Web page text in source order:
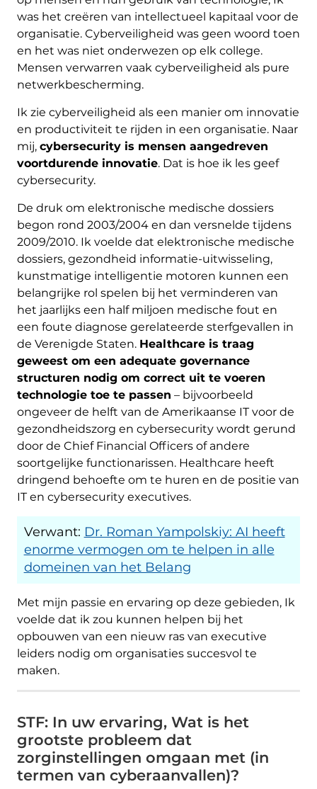
was het creëren van intellectueel kapitaal voor de
organisatie. Cyberveiligheid was geen woord toen
en het was niet onderwezen op elk college.
Mensen verwarren vaak cyberveiligheid als pure
netwerkbescherming.
Ik zie cyberveiligheid als een manier om innovatie
en productiviteit te rijden in een organisatie. Naar
mij, cybersecurity is mensen aangedreven
voortdurende innovatie. Dat is hoe ik les geef
cybersecurity.
De druk om elektronische medische dossiers
begon rond 2003/2004 en dan versnelde tijdens
2009/2010. Ik voelde dat elektronische medische
dossiers, gezondheid informatie-uitwisseling,
kunstmatige intelligentie motoren kunnen een
belangrijke rol spelen bij het verminderen van
het jaarlijks een half miljoen medische fout en
een foute diagnose gerelateerde sterfgevallen in
de Verenigde Staten. Healthcare is traag
geweest om een ​​adequate governance
structuren nodig om correct uit te voeren
technologie toe te passen – bijvoorbeeld
ongeveer de helft van de Amerikaanse IT voor de
gezondheidszorg en cybersecurity wordt gerund
door de Chief Financial Officers of andere
soortgelijke functionarissen. Healthcare heeft
dringend behoefte om te huren en de positie van
IT en cybersecurity executives.
Verwant: Dr. Roman Yampolskiy: AI heeft
enorme vermogen om te helpen in alle
domeinen van het Belang
Met mijn passie en ervaring op deze gebieden, Ik
voelde dat ik zou kunnen helpen bij het
opbouwen van een nieuw ras van executive
leiders nodig om organisaties succesvol te
maken.
STF: In uw ervaring, Wat is het
grootste probleem dat
zorginstellingen omgaan met (in
termen van cyberaanvallen)?